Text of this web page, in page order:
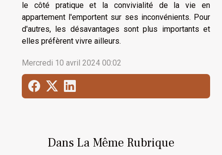
Dans La Même Rubrique
le côté pratique et la convivialité de la vie en
appartement l'emportent sur ses inconvénients. Pour
d'autres, les désavantages sont plus importants et
elles préfèrent vivre ailleurs.
Mercredi 10 avril 2024 00:02